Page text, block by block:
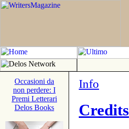
Occasioni da
non perdere: I
Premi Letterari
Delos Books
Info
Credits